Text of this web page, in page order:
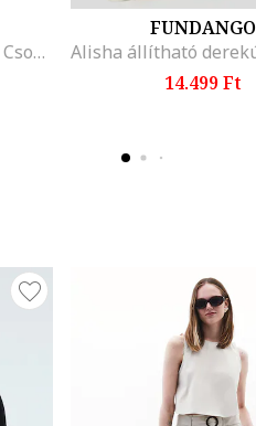
V-nyakú rövid ruha övvel, Csontszín/Fekete
FUNDANGO
14.499 Ft